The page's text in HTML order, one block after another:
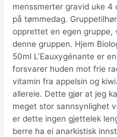
menssmerter gravid uke 4
på tømmedag.
opprettet en egen gruppe,
denne gruppen. Hjem
50ml L’Eauxygénante er
forsvarer huden mot frie
vitamin fra appelsin og
allereie. Dette gjør at jeg
meget stor sannsynlighet
er dette ingen gjettelek
berre ha ei anarkistisk